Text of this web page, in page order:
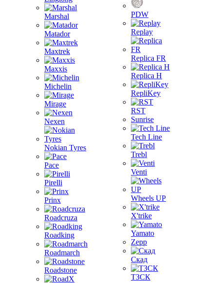
Marshal
Matador
Maxtrek
Maxxis
Michelin
Mirage
Nexen
Nokian Tyres
Pace
Pirelli
Prinx
Roadcruza
Roadking
Roadmarch
Roadstone
PDW
Replay
Replica FR
Replica H
RepliKey
RST
Sunrise
Tech Line
Trebl
Venti
Wheels UP
X'trike
Yamato
Zepp
Скад
ТЗСК